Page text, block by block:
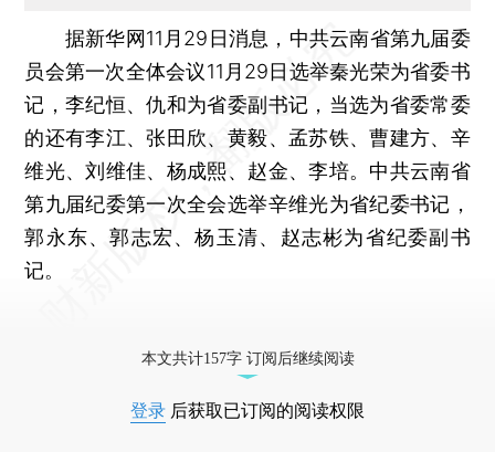
据新华网11月29日消息，中共云南省第九届委
员会第一次全体会议11月29日选举秦光荣为省委书
记，李纪恒、仇和为省委副书记，当选为省委常委
的还有李江、张田欣、黄毅、孟苏铁、曹建方、辛
维光、刘维佳、杨成熙、赵金、李培。中共云南省
第九届纪委第一次全会选举辛维光为省纪委书记，
郭永东、郭志宏、杨玉清、赵志彬为省纪委副书
记。
本文共计157字 订阅后继续阅读
登录 后获取已订阅的阅读权限